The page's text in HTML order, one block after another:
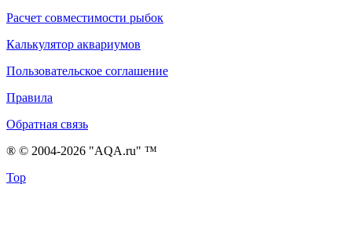
Расчет совместимости рыбок
Калькулятор аквариумов
Пользовательское соглашение
Правила
Обратная связь
® © 2004-2026 "AQA.ru" ™
Top